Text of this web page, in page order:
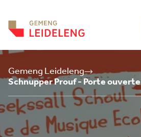
Gemeng Leideleng
Schnupper Prouf - Porte ouverte